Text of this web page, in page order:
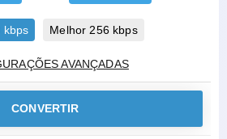
kbps Melhor 256 kbps
AVANÇADAS
CONVERTIR